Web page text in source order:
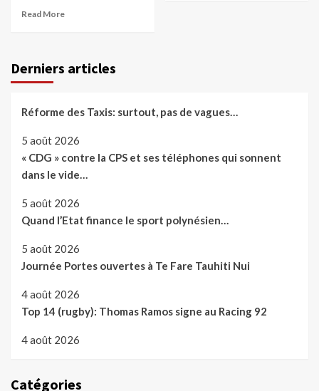
Read More
Derniers articles
Réforme des Taxis: surtout, pas de vagues…
5 août 2026
« CDG » contre la CPS et ses téléphones qui sonnent
dans le vide…
5 août 2026
Quand l’Etat finance le sport polynésien…
5 août 2026
Journée Portes ouvertes à Te Fare Tauhiti Nui
4 août 2026
Top 14 (rugby): Thomas Ramos signe au Racing 92
4 août 2026
Catégories